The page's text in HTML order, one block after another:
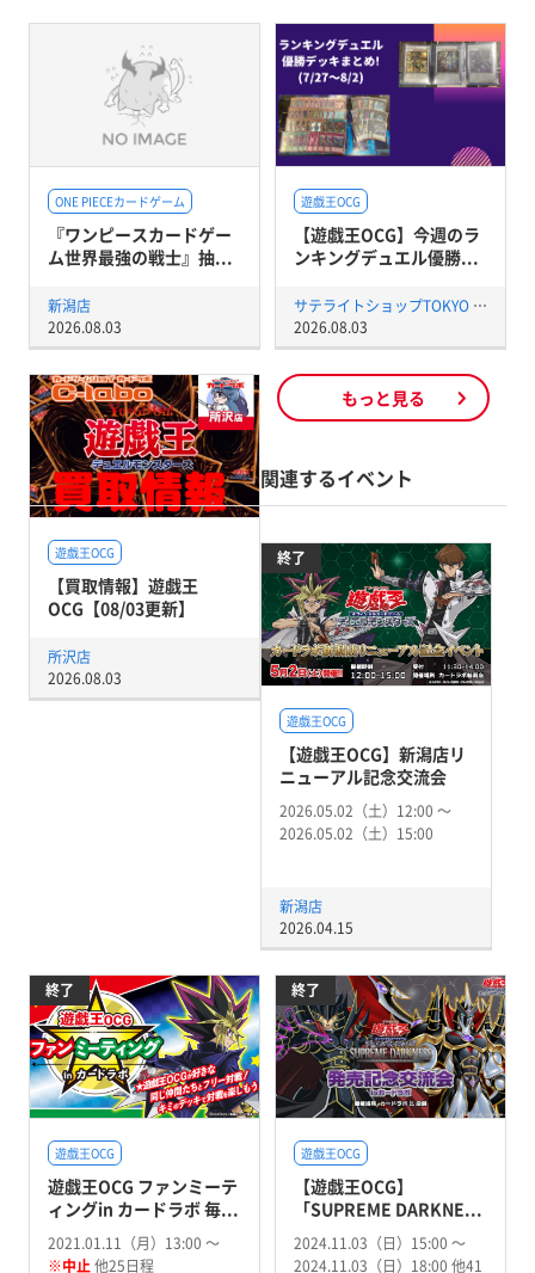
ONE PIECEカードゲーム
『ワンピースカードゲー
ム世界最強の戦士』抽...
新潟店
2026.08.03
遊戯王OCG
【遊戯王OCG】今週のラ
ンキングデュエル優勝...
サテライトショップTOKYO 秋葉原店
2026.08.03
遊戯王OCG
【買取情報】遊戯王
OCG【08/03更新】
所沢店
2026.08.03
もっと見る
関連するイベント
終了
遊戯王OCG
【遊戯王OCG】新潟店リ
ニューアル記念交流会
2026.05.02（土）12:00 〜
2026.05.02（土）15:00
新潟店
2026.04.15
終了
遊戯王OCG
【遊戯王OCG】
「SUPREME DARKNE...
2024.11.03（日）15:00 〜
2024.11.03（日）18:00 他41
終了
遊戯王OCG
遊戯王OCG ファンミーテ
ィングin カードラボ 毎...
2021.01.11（月）13:00 〜
※中止他25日程